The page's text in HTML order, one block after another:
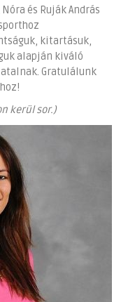
és Ruják András
kitartásuk,
alapján kiváló
Gratulálunk
kerül sor.)